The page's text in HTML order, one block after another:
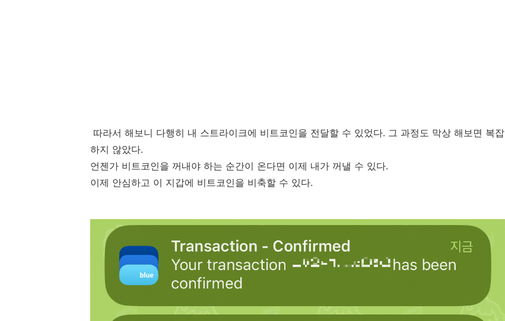
따라서 해보니 다행히 내 스트라이크에 비트코인을 전달할 수 있었다. 그 과정도 막상 해보면 복잡
하지 않았다.
언젠가 비트코인을 꺼내야 하는 순간이 온다면 이제 내가 꺼낼 수 있다.
이제 안심하고 이 지갑에 비트코인을 비축할 수 있다.